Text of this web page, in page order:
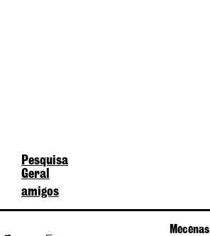
Pesquisa
Geral
amigos
Mecenas